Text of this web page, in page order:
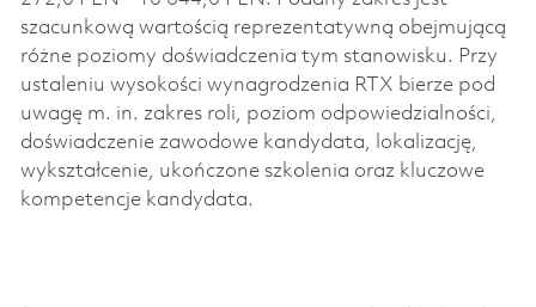
szacunkową wartością reprezentatywną obejmującą
różne poziomy doświadczenia tym stanowisku. Przy
ustaleniu wysokości wynagrodzenia RTX bierze pod
uwagę m. in. zakres roli, poziom odpowiedzialności,
doświadczenie zawodowe kandydata, lokalizację,
wykształcenie, ukończone szkolenia oraz kluczowe
kompetencje kandydata.